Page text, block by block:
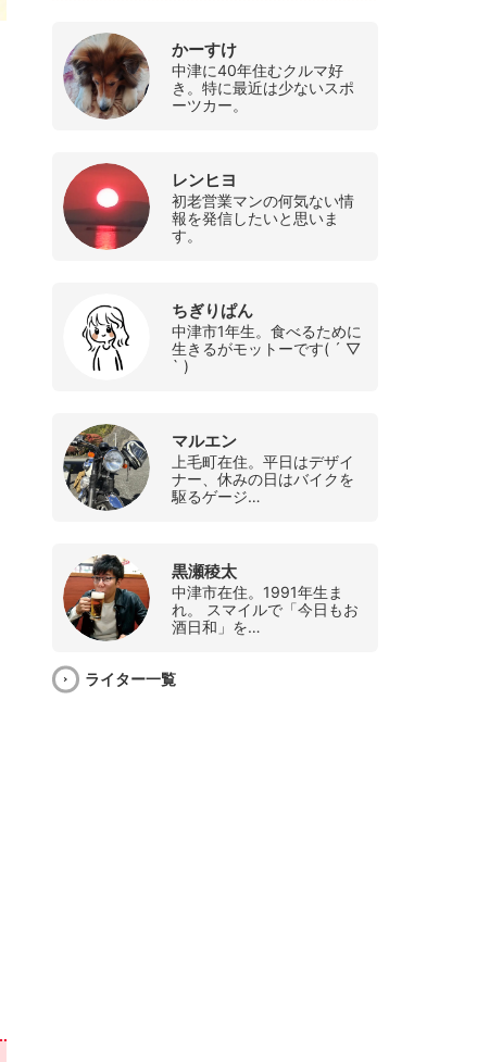
かーすけ
中津に40年住むクルマ好
き。特に最近は少ないスポ
ーツカー。
レンヒヨ
初老営業マンの何気ない情
報を発信したいと思いま
す。
ちぎりぱん
中津市1年生。食べるために
生きるがモットーです( ´ ▽
` )
マルエン
上毛町在住。平日はデザイ
ナー、休みの日はバイクを
駆るゲージ…
黒瀬稜太
中津市在住。1991年生ま
れ。 スマイルで「今日もお
酒日和」を…
ライター一覧